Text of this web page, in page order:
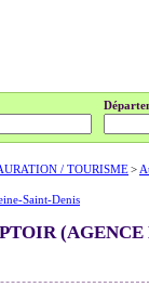
/ TOURISME>
Saint-Denis